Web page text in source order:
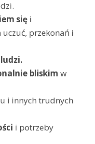
się i
przekonań i
bliskim w
i innych trudnych
i potrzeby